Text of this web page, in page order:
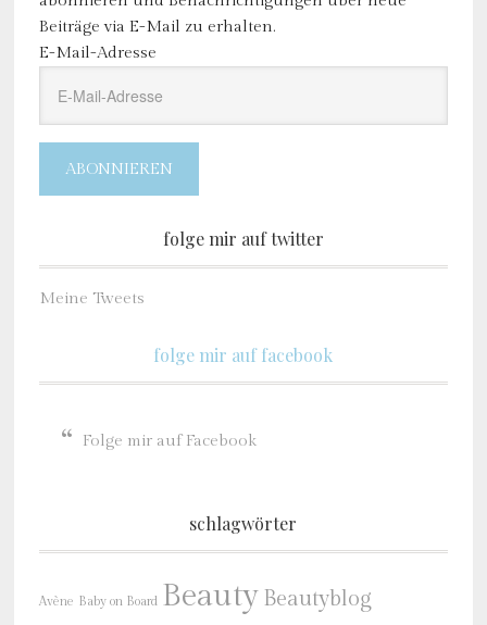
Beiträge via E-Mail zu erhalten.
E-Mail-Adresse
ABONNIEREN
folge mir auf twitter
Meine Tweets
folge mir auf facebook
Folge mir auf Facebook
schlagwörter
Avène Baby on Board Beauty Beautyblog